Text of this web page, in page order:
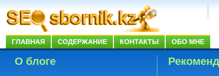
ГЛАВНАЯ СОДЕРЖАНИЕ КОНТАКТЫ ОБО МНЕ
О блоге